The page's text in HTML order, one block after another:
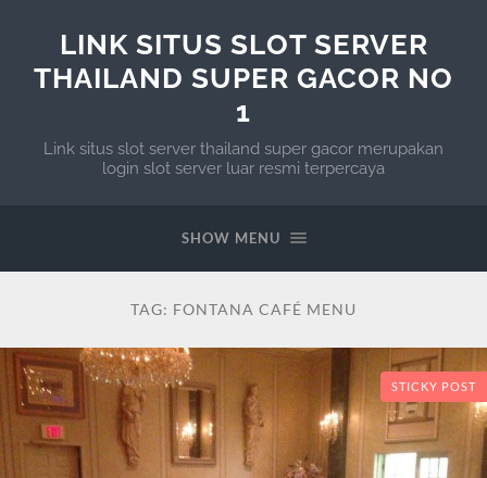
LINK SITUS SLOT SERVER
THAILAND SUPER GACOR NO
1
Link situs slot server thailand super gacor merupakan
login slot server luar resmi terpercaya
SHOW MENU
TAG: FONTANA CAFÉ MENU
STICKY POST